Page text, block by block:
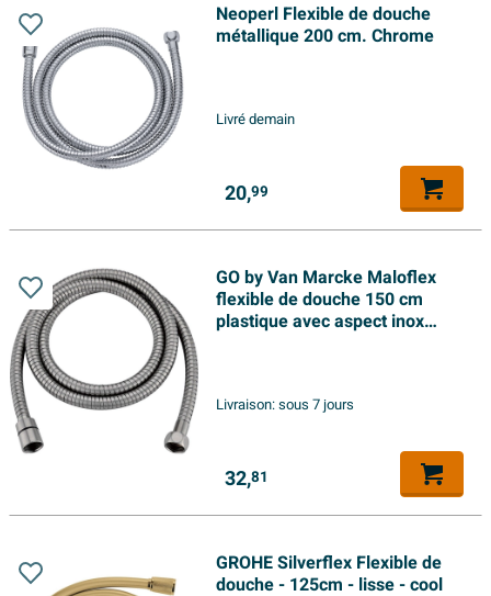
Neoperl Flexible de douche
métallique 200 cm. Chrome
Livré demain
20,99
GO by Van Marcke Maloflex
flexible de douche 150 cm
plastique avec aspect inox
Livraison:sous 7 jours
32,81
GROHE Silverflex Flexible de
douche - 125cm - lisse - cool